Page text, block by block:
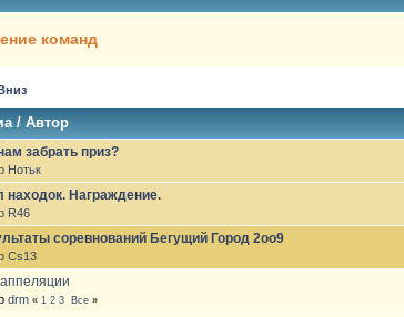
команд
/ Автор
забрать приз?
Нотьк
находок. Награждение.
R46
соревнований Бегущий Город 2оо9
Cs13
drm «1 2 3 Все »